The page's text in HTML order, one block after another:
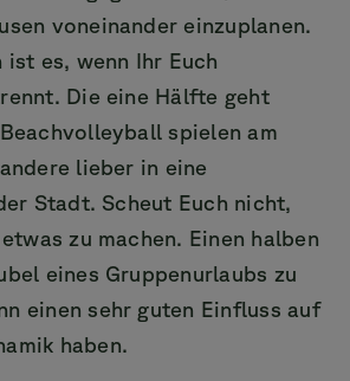
voneinander einzuplanen.
es, wenn Ihr Euch
Die eine Hälfte geht
spielen am
lieber in eine
Stadt. Scheut Euch nicht,
zu machen. Einen halben
eines Gruppenurlaubs zu
einen sehr guten Einfluss auf
haben.